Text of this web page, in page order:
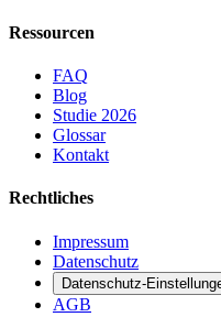
Ressourcen
FAQ
Blog
Studie 2026
Glossar
Kontakt
Rechtliches
Impressum
Datenschutz
Datenschutz-
AGB